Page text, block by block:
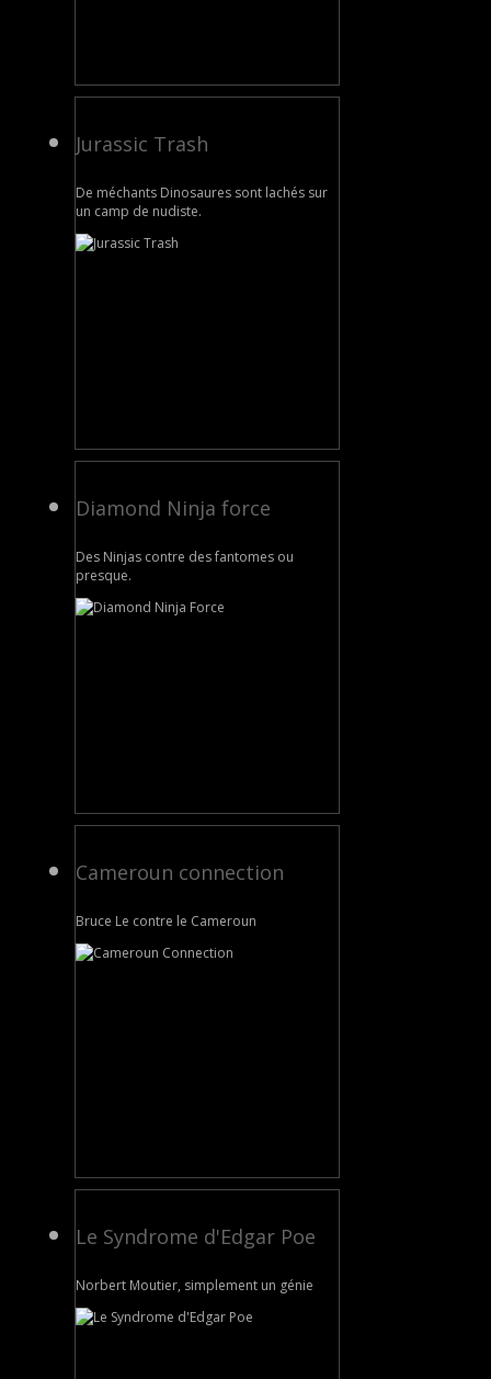
Jurassic Trash
De méchants Dinosaures sont lachés sur
un camp de nudiste.
Diamond Ninja force
Des Ninjas contre des fantomes ou
presque.
Cameroun connection
Bruce Le contre le Cameroun
Le Syndrome d'Edgar Poe
Norbert Moutier, simplement un génie